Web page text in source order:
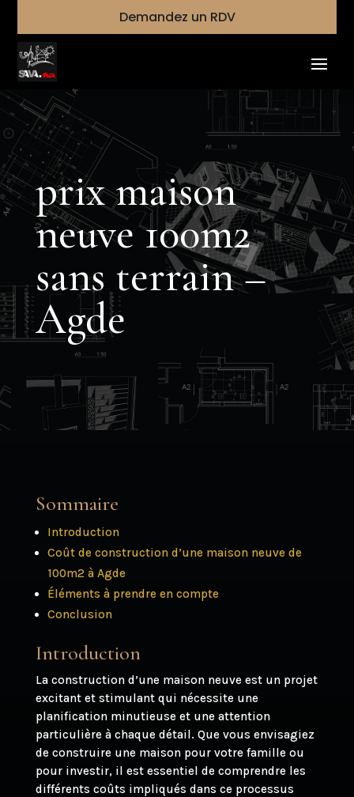
Demandez un RDV
prix maison
neuve 100m2
sans terrain –
Agde
Sommaire
Introduction
Coût de construction d’une maison neuve de
100m2 à Agde
Éléments à prendre en compte
Conclusion
Introduction
La construction d’une maison neuve est un projet
excitant et stimulant qui nécessite une
planification minutieuse et une attention
particulière à chaque détail. Que vous envisagiez
de construire une maison pour votre famille ou
pour investir, il est essentiel de comprendre les
différents coûts impliqués dans ce processus